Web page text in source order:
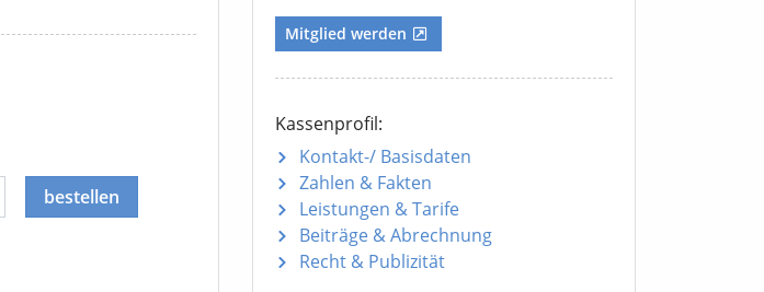
bestellen
Mitglied werden
Kassenprofil:
Kontakt-/ Basisdaten
Zahlen & Fakten
Leistungen & Tarife
Beiträge & Abrechnung
Recht & Publizität